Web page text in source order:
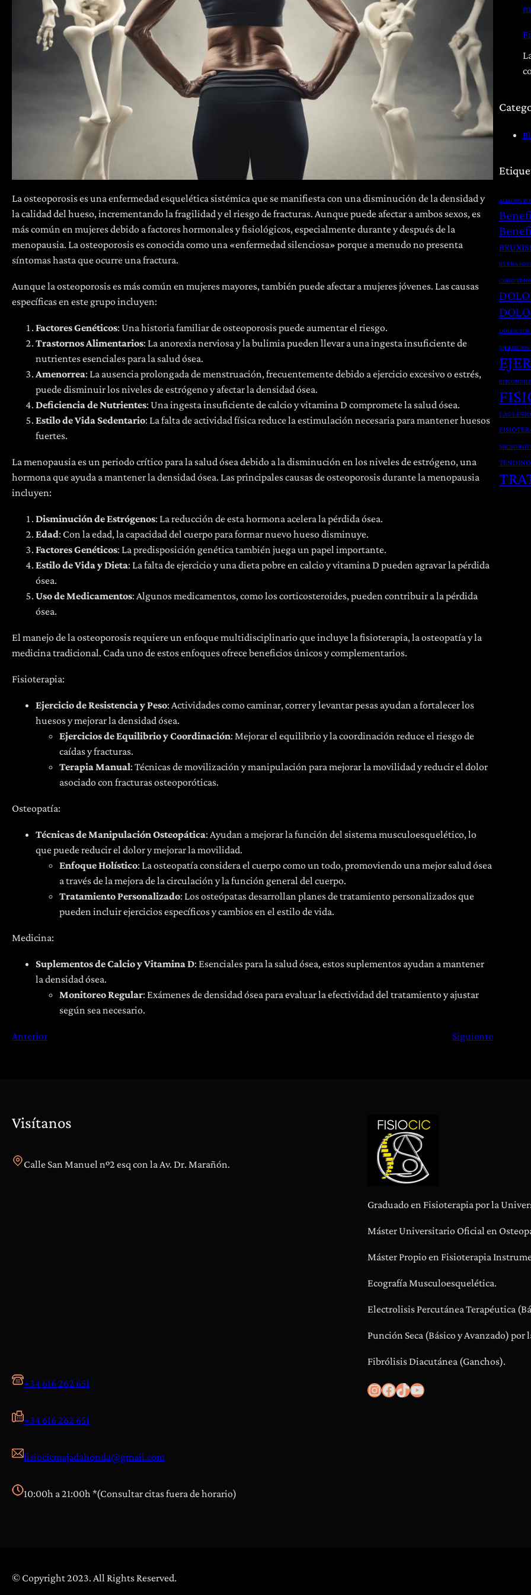
La osteoporosis es una enfermedad esquelética sistémica que se manifiesta con una disminución de la densidad y
la calidad del hueso, incrementando la fragilidad y el riesgo de fracturas. Aunque puede afectar a ambos sexos, es
más común en mujeres debido a factores hormonales y fisiológicos, especialmente durante y después de la
menopausia. La osteoporosis es conocida como una «enfermedad silenciosa» porque a menudo no presenta
síntomas hasta que ocurre una fractura.
Aunque la osteoporosis es más común en mujeres mayores, también puede afectar a mujeres jóvenes. Las causas
específicas en este grupo incluyen:
Factores Genéticos: Una historia familiar de osteoporosis puede aumentar el riesgo.
Trastornos Alimentarios: La anorexia nerviosa y la bulimia pueden llevar a una ingesta insuficiente de
nutrientes esenciales para la salud ósea.
Amenorrea: La ausencia prolongada de menstruación, frecuentemente debido a ejercicio excesivo o estrés,
puede disminuir los niveles de estrógeno y afectar la densidad ósea.
Deficiencia de Nutrientes: Una ingesta insuficiente de calcio y vitamina D compromete la salud ósea.
Estilo de Vida Sedentario: La falta de actividad física reduce la estimulación necesaria para mantener huesos
fuertes.
La menopausia es un periodo crítico para la salud ósea debido a la disminución en los niveles de estrógeno, una
hormona que ayuda a mantener la densidad ósea. Las principales causas de osteoporosis durante la menopausia
incluyen:
Disminución de Estrógenos: La reducción de esta hormona acelera la pérdida ósea.
Edad: Con la edad, la capacidad del cuerpo para formar nuevo hueso disminuye.
Factores Genéticos: La predisposición genética también juega un papel importante.
Estilo de Vida y Dieta: La falta de ejercicio y una dieta pobre en calcio y vitamina D pueden agravar la pérdida
ósea.
Uso de Medicamentos: Algunos medicamentos, como los corticosteroides, pueden contribuir a la pérdida
ósea.
El manejo de la osteoporosis requiere un enfoque multidisciplinario que incluye la fisioterapia, la osteopatía y la
medicina tradicional. Cada uno de estos enfoques ofrece beneficios únicos y complementarios.
Fisioterapia:
Ejercicio de Resistencia y Peso: Actividades como caminar, correr y levantar pesas ayudan a fortalecer los
huesos y mejorar la densidad ósea.
Ejercicios de Equilibrio y Coordinación: Mejorar el equilibrio y la coordinación reduce el riesgo de
caídas y fracturas.
Terapia Manual: Técnicas de movilización y manipulación para mejorar la movilidad y reducir el dolor
asociado con fracturas osteoporóticas.
Osteopatía:
Técnicas de Manipulación Osteopática: Ayudan a mejorar la función del sistema musculoesquelético, lo
que puede reducir el dolor y mejorar la movilidad.
Enfoque Holístico: La osteopatía considera el cuerpo como un todo, promoviendo una mejor salud ósea
a través de la mejora de la circulación y la función general del cuerpo.
Tratamiento Personalizado: Los osteópatas desarrollan planes de tratamiento personalizados que
pueden incluir ejercicios específicos y cambios en el estilo de vida.
Medicina:
Suplementos de Calcio y Vitamina D: Esenciales para la salud ósea, estos suplementos ayudan a mantener
la densidad ósea.
Monitoreo Regular: Exámenes de densidad ósea para evaluar la efectividad del tratamiento y ajustar
según sea necesario.
Anterior Siguiente
ALIADOS
BUENA
CODO
DOLOR
LAS
MICRO
Visítanos
Calle San Manuel nº2 esq con la Av. Dr. Marañón.
+34 616 262 651
+34 616 262 651
fisiocicmajadahonda@gmail.com
10:00h a 21:00h *(Consultar citas fuera de horario)
Graduado en Fisioterapia por la
Máster Universitario Oficial en
Máster Propio en Fisioterapia
Ecografía Musculoesquelética.
Electrolisis Percutánea Terapéutica
Punción Seca (Básico y Avanzado) por
Fibrólisis Diacutánea (Ganchos).
InstagramFacebook TikTok YouTube
© Copyright 2023. All Rights Reserved.